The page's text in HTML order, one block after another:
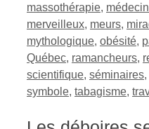
massothérapie,
merveilleux, meurs,
mythologique, obésité,
Québec, ramancheurs,
scientifique, séminaires,
symbole, tabagisme,